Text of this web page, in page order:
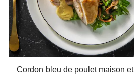
Cordon bleu de poulet maison et